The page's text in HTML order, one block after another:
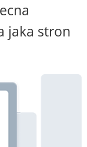
jaka stron